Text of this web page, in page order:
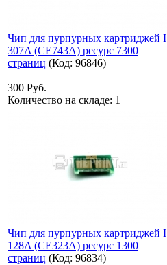
Чип для пурпурных картриджей
307A (CE743A) ресурс 7300
страниц (Код: 96846)
300 Руб.
Количество на складе: 1
Чип для пурпурных картриджей
128A (CE323A) ресурс 1300
страниц (Код: 96834)